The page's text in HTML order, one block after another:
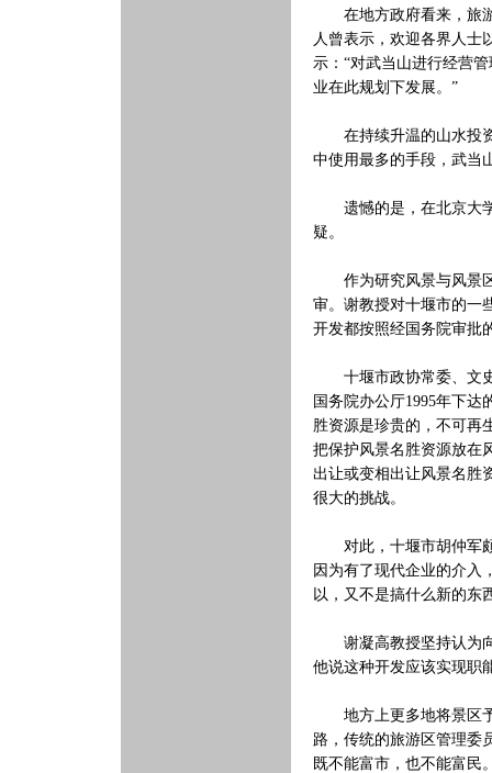
在地方政府看来，旅游
人曾表示，欢迎各界人士
示：“对武当山进行经营
业在此规划下发展。”
在持续升温的山水投资
中使用最多的手段，武当
遗憾的是，在北京大学
疑。
作为研究风景与风景区
审。谢教授对十堰市的一
开发都按照经国务院审批
十堰市政协常委、文史
国务院办公厅1995年下达
胜资源是珍贵的，不可再
把保护风景名胜资源放在
出让或变相出让风景名胜
很大的挑战。
对此，十堰市胡仲军颇
因为有了现代企业的介入
以，又不是搞什么新的东
谢凝高教授坚持认为向
他说这种开发应该实现职
地方上更多地将景区予
路，传统的旅游区管理委
既不能富市，也不能富民